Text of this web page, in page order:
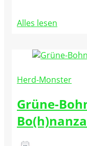
Alles lesen
Herd-Monster
Grüne-